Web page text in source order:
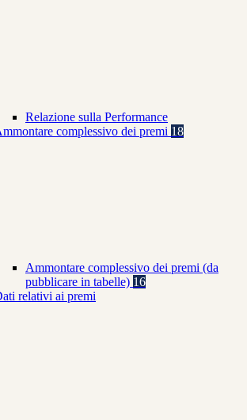
Relazione sulla Performance
complessivo dei premi 18
Ammontare complessivo dei premi (da
pubblicare in tabelle) 16
relativi ai premi